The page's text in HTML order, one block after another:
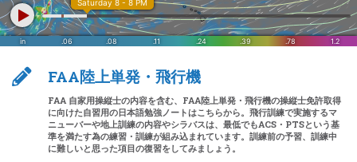
FAA陸上単発・飛行機
FAA 自家用操縦士の内容を含む、FAA陸上単発・飛行機の操縦士免許取得
に向けた自習用の日本語勉強ノートはこちらから。飛行訓練で実施するマ
ニューバーや地上訓練の内容やシラバスは、最低でもACS・PTSという基
準を満たす為の練習・訓練が組み込まれています。訓練前の予習、訓練中
に難しいと思った項目の復習をしてみましょう。